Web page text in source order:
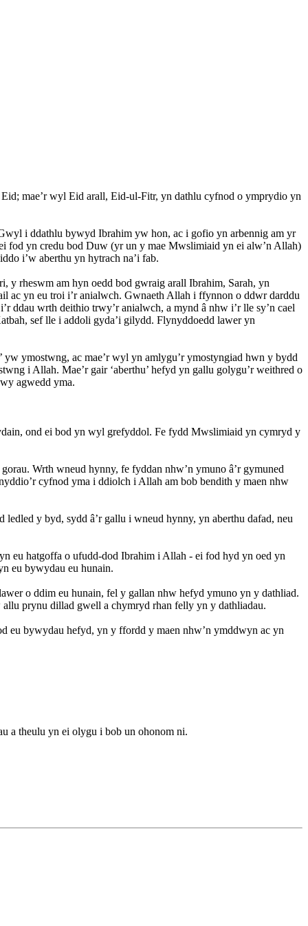
mae’r wyl Eid arall, Eid-ul-Fitr, yn dathlu cyfnod o ymprydio yn
i ddathlu bywyd Ibrahim yw hon, ac i gofio yn arbennig am yr
fod yn credu bod Duw (yr un y mae Mwslimiaid yn ei alw’n Allah)
i’w aberthu yn hytrach na’i fab.
y rheswm am hyn oedd bod gwraig arall Ibrahim, Sarah, yn
ac yn eu troi i’r anialwch. Gwnaeth Allah i ffynnon o ddwr darddu
ddau wrth deithio trwy’r anialwch, a mynd â nhw i’r lle sy’n cael
sef lle i addoli gyda’i gilydd. Flynyddoedd lawer yn
ymostwng, ac mae’r wyl yn amlygu’r ymostyngiad hwn y bydd
i Allah. Mae’r gair ‘aberthu’ hefyd yn gallu golygu’r weithred o
agwedd yma.
ond ei bod yn wyl grefyddol. Fe fydd Mwslimiaid yn cymryd y
Wrth wneud hynny, fe fyddan nhw’n ymuno â’r gymuned
cyfnod yma i ddiolch i Allah am bob bendith y maen nhw
y byd, sydd â’r gallu i wneud hynny, yn aberthu dafad, neu
eu hatgoffa o ufudd-dod Ibrahim i Allah - ei fod hyd yn oed yn
eu bywydau eu hunain.
o ddim eu hunain, fel y gallan nhw hefyd ymuno yn y dathliad.
prynu dillad gwell a chymryd rhan felly yn y dathliadau.
eu bywydau hefyd, yn y ffordd y maen nhw’n ymddwyn ac yn
a theulu yn ei olygu i bob un ohonom ni.